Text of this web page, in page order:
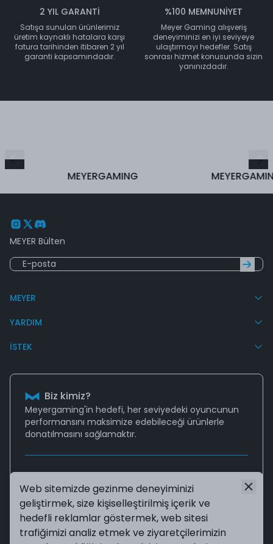
Web sitemizde gezinme deneyiminizi
geliştirmek, size kişiselleştirilmiş içerik ve
hedefli reklamlar göstermek, web sitesi
trafiğimizi analiz etmek ve ziyaretçilerimizin
2 YIL GARANTİ
Satışa sunulan ürünlerimiz
üretim kaynaklı hatalara karşı
fatura tarihinden itibaren 2 yıl
garanti kapsamındadır.
%100 MEMNUNİYET
Meyer Gaming alışveriş
deneyiminizi en iyi seviyeye
ulaştırmayı hedefler. Satış
sonrası hizmet konusunda sizin
yanınızdadır.
MEYERGAMING MEYERGAMING
MEYER Bülten
MEYER
YARDIM
İSTEK
Biz kimiz?
Meyergaming'in hedefi, her seviyedeki oyuncunun
performansını maksimize edebileceği ürünlerle
donatılmasını sağlamaktır.
Aklınıza takılan tüm sorularınız için
destek@meyergaming.commail adresinden bize
ulaşabilir ya daSıkça Sorulan Sorularsayfasına
göz atabilirsiniz!